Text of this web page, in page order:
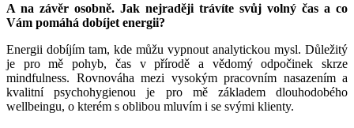
A na závěr osobně. Jak nejraději trávíte svůj volný čas a co
Vám pomáhá dobíjet energii?
Energii dobíjím tam, kde můžu vypnout analytickou mysl. Důležitý
je pro mě pohyb, čas v přírodě a vědomý odpočinek skrze
mindfulness. Rovnováha mezi vysokým pracovním nasazením a
kvalitní psychohygienou je pro mě základem dlouhodobého
wellbeingu, o kterém s oblibou mluvím i se svými klienty.